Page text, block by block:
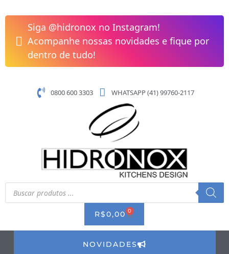
para
conteúdo
Siga @hidronox no Instagram!
Acompanhe nossas novidades e fique por
dentro de tudo!
0800 600 3303 WHATSAPP (41) 99760-2117
Pesquisar
produtos
R$0,00 0 CART
NOVIDADES